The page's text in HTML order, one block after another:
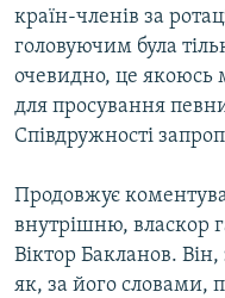
країн-членів за
головуючим була
очевидно, це якоюсь
для просування
Співдружності
Продовжує
внутрішню, власкор
Віктор Бакланов.
як, за його словами,